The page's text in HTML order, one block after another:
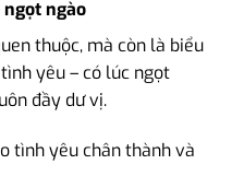
ngào
thuộc, mà còn là biểu
yêu – có lúc ngọt
đầy dư vị.
tình yêu chân thành và